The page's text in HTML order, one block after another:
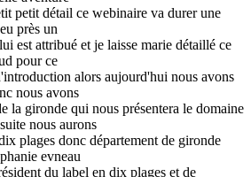
petit détail ce webinaire va durer une
près un
est attribué et je laisse marie détaillé ce
pour ce
alors aujourd'hui nous avons
nous avons
la gironde qui nous présentera le domaine
nous aurons
plages donc département de gironde
evneau
du label en dix plages et de